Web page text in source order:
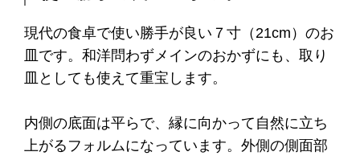
現代の食卓で使い勝手が良い７寸（21cm）のお
皿です。和洋問わずメインのおかずにも、取り
皿としても使えて重宝します。
内側の底面は平らで、縁に向かって自然に立ち
上がるフォルムになっています。外側の側面部